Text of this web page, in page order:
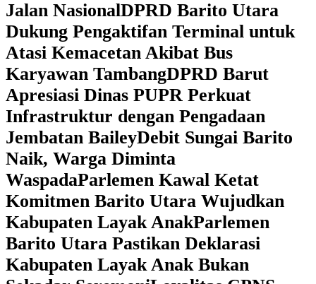
Jalan NasionalDPRD Barito Utara
Dukung Pengaktifan Terminal untuk
Atasi Kemacetan Akibat Bus
Karyawan TambangDPRD Barut
Apresiasi Dinas PUPR Perkuat
Infrastruktur dengan Pengadaan
Jembatan BaileyDebit Sungai Barito
Naik, Warga Diminta
WaspadaParlemen Kawal Ketat
Komitmen Barito Utara Wujudkan
Kabupaten Layak AnakParlemen
Barito Utara Pastikan Deklarasi
Kabupaten Layak Anak Bukan